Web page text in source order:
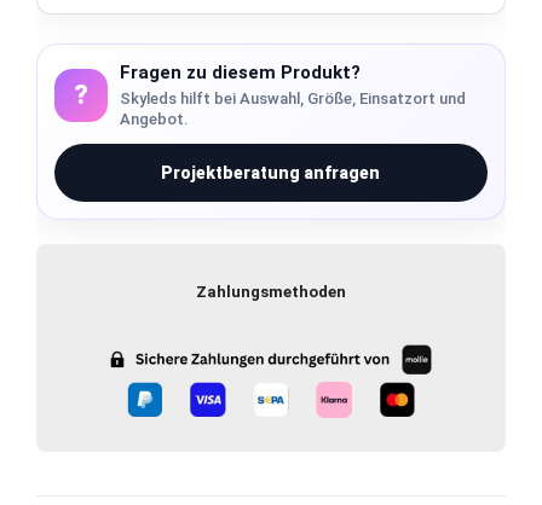
?
Fragen zu diesem Produkt?
Skyleds hilft bei Auswahl, Größe, Einsatzort und
Angebot.
Projektberatung anfragen
Zahlungsmethoden